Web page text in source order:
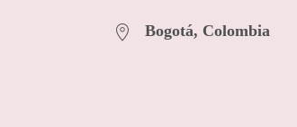
Bogotá, Colombia